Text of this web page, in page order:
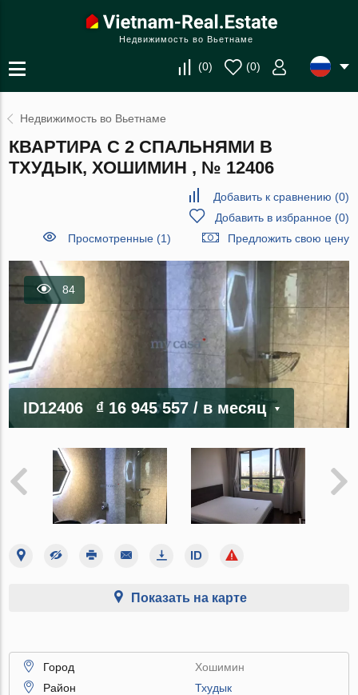
Недвижимость во Вьетнаме
(0) (0)
Недвижимость во Вьетнаме
КВАРТИРА С 2 СПАЛЬНЯМИ В
ТХУДЫК, ХОШИМИН , № 12406
Добавить к сравнению (0)
Добавить в избранное(0)
Просмотренные (1)
Предложить свою цену
84
ID12406 ₫ 16 945 557/ в месяц
Показать на карте
Город
Хошимин
Район
Тхудык